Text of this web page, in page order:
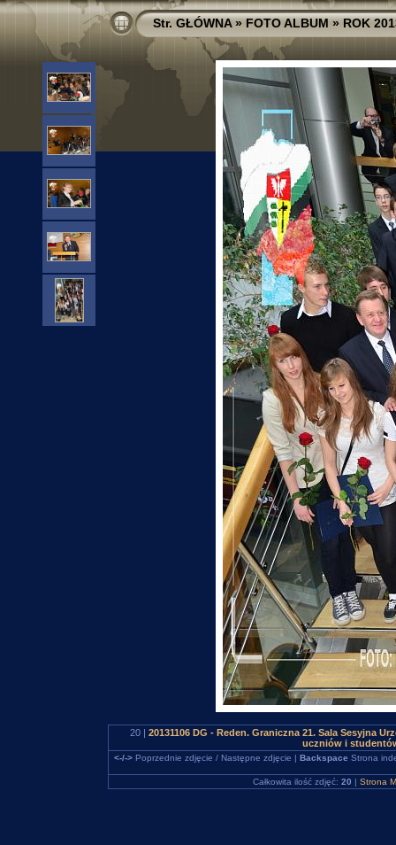
Str. GŁÓWNA»FOTO ALBUM»ROK
20 | 20131106 DG - Reden. Graniczna 21. Sala Sesyjna
uczniów i
<-/->Poprzednie zdjęcie / Następne zdjęcie | Backspace Strona
Całkowita ilość zdjęć: 20 | Strona